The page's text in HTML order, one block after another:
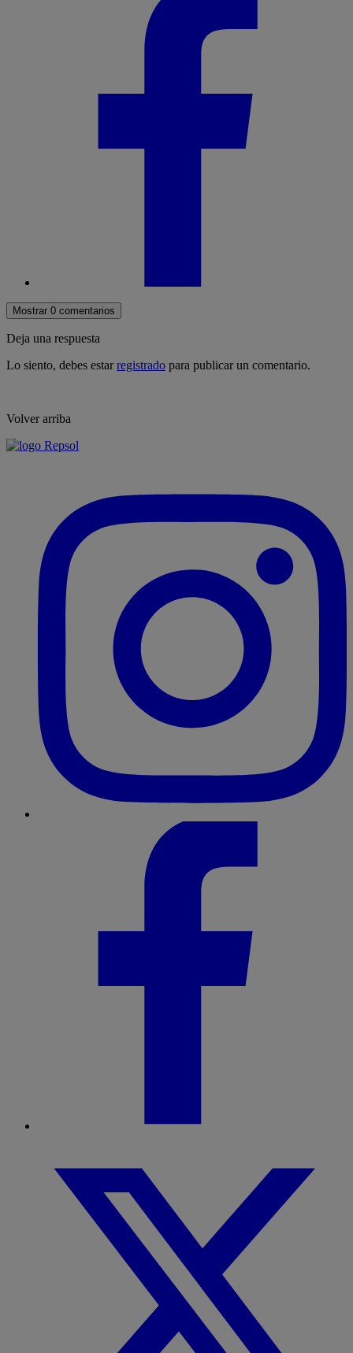
Mostrar 0 comentarios
Deja una respuesta
Lo siento, debes estarregistrado para publicar un comentario.
Volver arriba